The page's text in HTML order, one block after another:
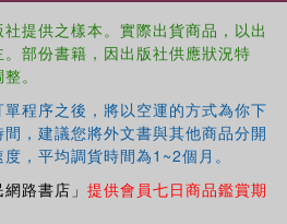
提供之樣本。實際出貨商品，以出
部份書籍，因出版社供應狀況特
。
程序之後，將以空運的方式為你下
，建議您將外文書與其他商品分開
，平均調貨時間為1~2個月。
路書店」 提供會員七日商品鑑賞期